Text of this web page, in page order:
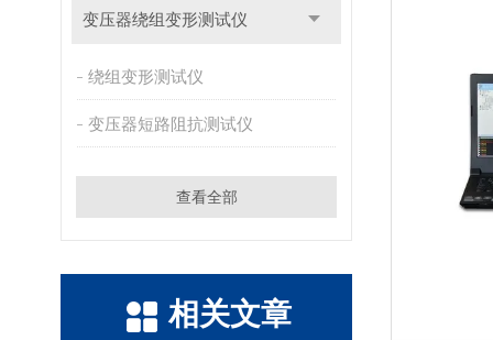
变压器绕组变形测试仪
绕组变形测试仪
变压器短路阻抗测试仪
查看全部
相关文章